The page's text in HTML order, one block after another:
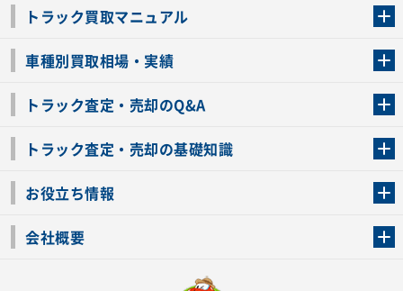
トラック買取マニュアル
車種別買取相場・実績
トラック査定・売却のQ&A
トラック査定・売却の基礎知識
お役立ち情報
会社概要